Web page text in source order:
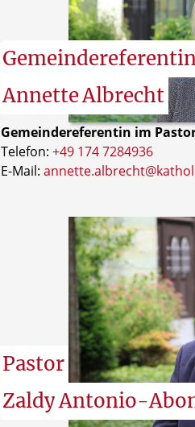
AnnetteAlbrecht
Gemeindereferentin im
Telefon: +49 174 7284936
E-Mail:
Pastor
ZaldyAntonio-